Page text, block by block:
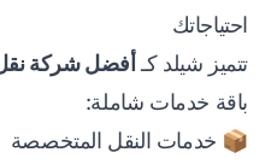
احتياجاتك
تتميز شيلد كـ أفضل شركة
باقة خدمات شاملة:
📦 خدمات النقل المتخصصة